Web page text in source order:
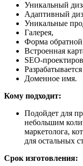
Уникальный
Адаптивный
Уникальные
Галерея,
Форма обратной
Встроенная
SEO-
Доменное имя.
Кому подходит:
Подойдет для
небольшим
маркетолога,
для остальных
Срок изготовления: